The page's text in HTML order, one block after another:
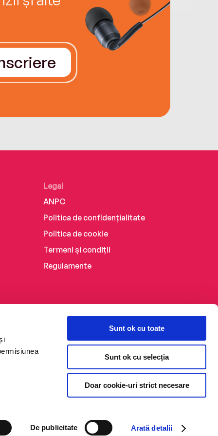
De publicitate Arată detalii
Sunt ok cu toate
Sunt ok cu selecția
Doar cookie-uri strict necesare
Legal
ANPC
Politica de confidențialitate
Politica de cookie
Termeni și condiții
Regulamente